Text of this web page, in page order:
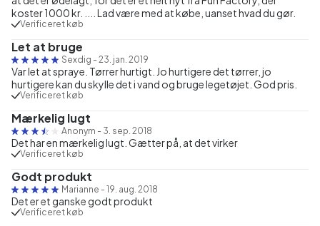
koster 1000 kr. .... Lad være med at købe, uanset hvad du gør.
Verificeret køb
Let at bruge
Sexdig - 23. jan. 2019
Var let at spraye. Tørrer hurtigt. Jo hurtigere det tørrer, jo
hurtigere kan du skylle det i vand og bruge legetøjet. God pris.
Verificeret køb
Mærkelig lugt
Anonym - 3. sep. 2018
Det har en mærkelig lugt. Gætter på, at det virker
Verificeret køb
Godt produkt
Marianne - 19. aug. 2018
Det er et ganske godt produkt
Verificeret køb